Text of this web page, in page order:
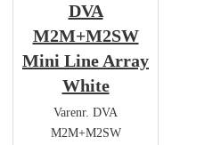
DVA
M2M+M2SW
Mini Line Array
White
Varenr. DVA
M2M+M2SW